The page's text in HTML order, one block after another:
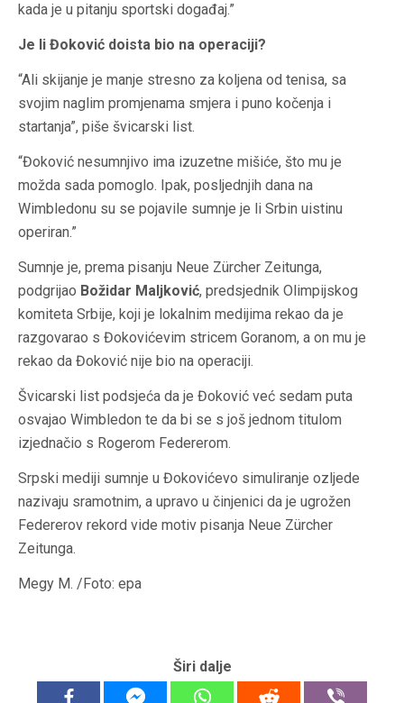
kada je u pitanju sportski događaj.”
Je li Đoković doista bio na operaciji?
“Ali skijanje je manje stresno za koljena od tenisa, sa
svojim naglim promjenama smjera i puno kočenja i
startanja”, piše švicarski list.
“Đoković nesumnjivo ima izuzetne mišiće, što mu je
možda sada pomoglo. Ipak, posljednjih dana na
Wimbledonu su se pojavile sumnje je li Srbin uistinu
operiran.”
Sumnje je, prema pisanju Neue Zürcher Zeitunga,
podgrijao Božidar Maljković, predsjednik Olimpijskog
komiteta Srbije, koji je lokalnim medijima rekao da je
razgovarao s Đokovićevim stricem Goranom, a on mu je
rekao da Đoković nije bio na operaciji.
Švicarski list podsjeća da je Đoković već sedam puta
osvajao Wimbledon te da bi se s još jednom titulom
izjednačio s Rogerom Federerom.
Srpski mediji sumnje u Đokovićevo simuliranje ozljede
nazivaju sramotnim, a upravo u činjenici da je ugrožen
Federerov rekord vide motiv pisanja Neue Zürcher
Zeitunga.
Megy M. /Foto: epa
Širi dalje